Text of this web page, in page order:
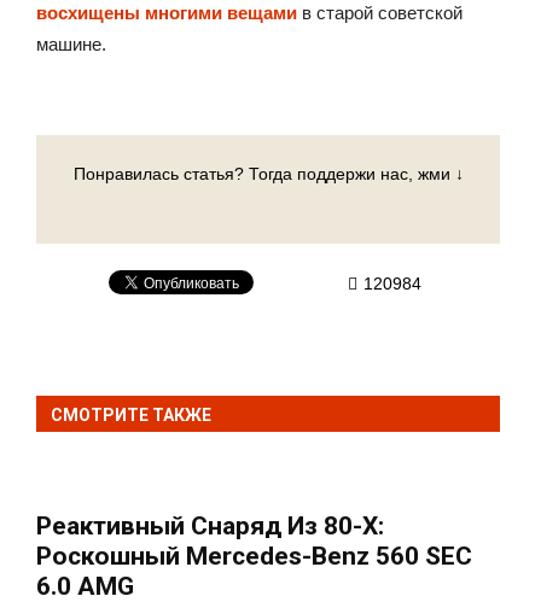
восхищены многими вещами в старой советской
машине.
Понравилась статья? Тогда поддержи нас, жми ↓
120984
СМОТРИТЕ ТАКЖЕ
Реактивный Снаряд Из 80-Х:
Роскошный Mercedes-Benz 560 SEC
6.0 AMG